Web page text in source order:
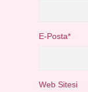
E-Posta*
Web Sitesi